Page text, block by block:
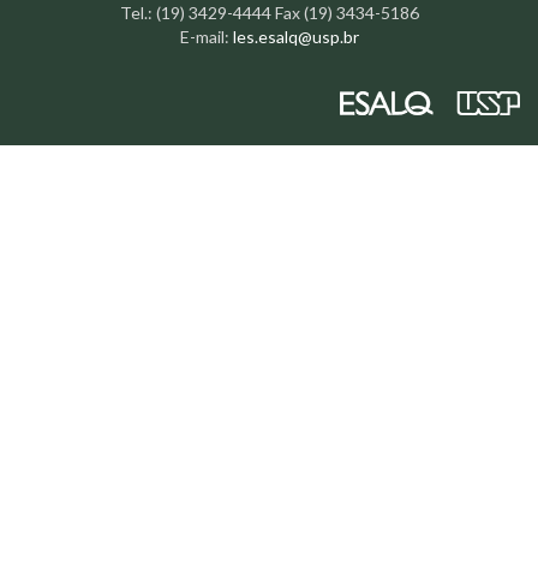
Tel.: (19) 3429-4444 Fax (19) 3434-5186
E-mail: les.esalq@usp.br